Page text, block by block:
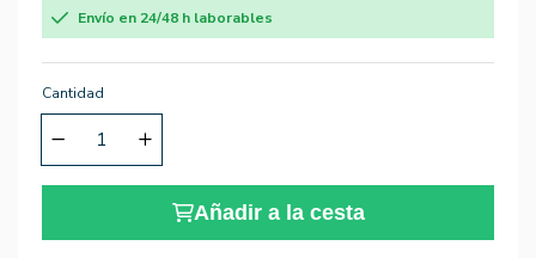
Envío en 24/48 h laborables
Cantidad
Añadir a la cesta